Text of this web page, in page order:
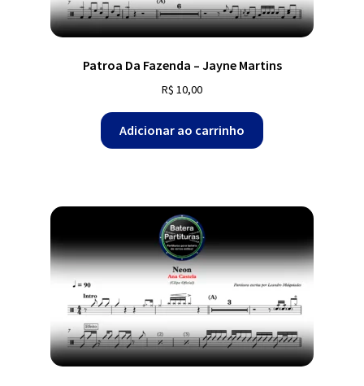
Patroa Da Fazenda – Jayne Martins
R$ 10,00
Adicionar ao carrinho